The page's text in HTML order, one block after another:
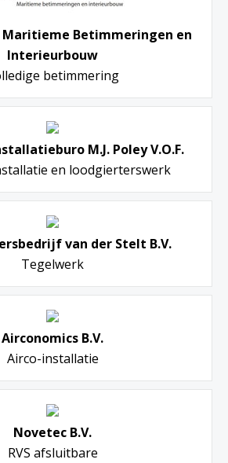
Maritieme Betimmeringen en
Interieurbouw
betimmering
M.J. Poley V.O.F.
en loodgierterswerk
van der Stelt B.V.
Tegelwerk
Airconomics B.V.
Airco-installatie
Novetec B.V.
RVS afsluitbare